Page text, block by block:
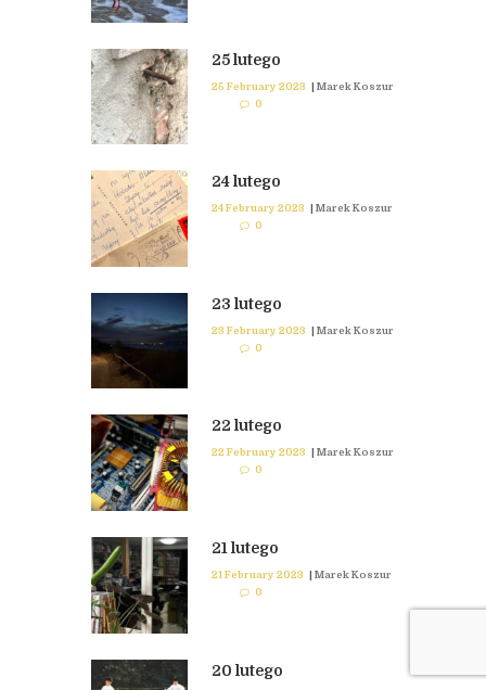
25 lutego
25 February 2023 | Marek Koszur
0
24 lutego
24 February 2023 | Marek Koszur
0
23 lutego
23 February 2023 | Marek Koszur
0
22 lutego
22 February 2023 | Marek Koszur
0
21 lutego
21 February 2023 | Marek Koszur
0
20 lutego